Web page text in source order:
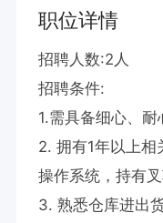
职位详情
招聘人数:2人
招聘条件:
1.需具备细心、耐
2. 拥有1年以上相
操作系统，持有叉
3. 熟悉仓库进出